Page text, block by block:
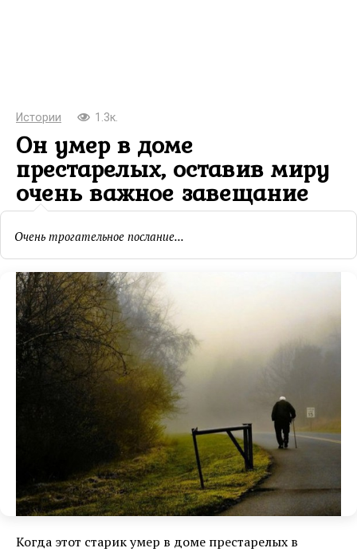
Истории 1.3к.
Он умер в доме
престарелых, оставив миру
очень важное завещание
Очень трогательное послание...
Когда этот старик умер в доме престарелых в